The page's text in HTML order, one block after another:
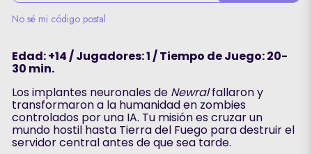
No sé mi código postal
Edad: +14 / Jugadores: 1 / Tiempo de Juego: 20-
30 min.
Los implantes neuronales de Newralfallaron y
transformaron a la humanidad en zombies
controlados por una IA. Tu misión es cruzar un
mundo hostil hasta Tierra del Fuego para destruir el
servidor central antes de que sea tarde.